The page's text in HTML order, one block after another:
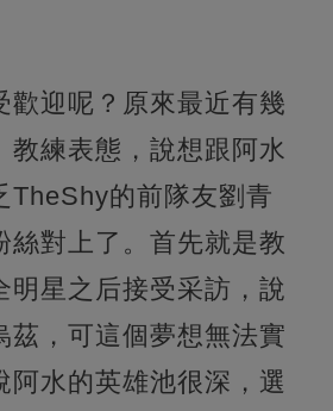
歡迎呢？原來最近有幾
教練表態，說想跟阿水
TheShy的前隊友劉青
絲對上了。首先就是教
明星之后接受采訪，說
茲，可這個夢想無法實
阿水的英雄池很深，選